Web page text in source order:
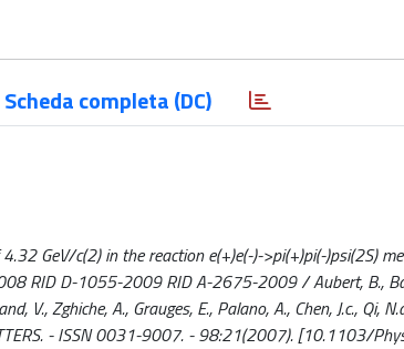
Scheda completa (DC)
GeV/c(2) in the reaction e(+)e(-)->pi(+)pi(-)psi(2S)
RID D-1055-2009 RID A-2675-2009 / Aubert, B.,
V., Zghiche, A., Grauges, E., Palano, A., Chen, J.c., Qi,
- ISSN 0031-9007. - 98:21(2007). [10.1103/